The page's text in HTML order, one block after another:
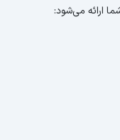
ارائه می‌شود: